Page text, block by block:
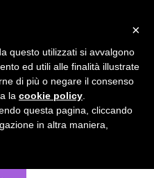
Club di Bologna
nella pagina dedicata.
il tracciamento di
e cookie policy
×
questo utilizzati si avvalgono
ed utili alle finalità illustrate
di più o negare il consenso
la cookie policy
questa pagina, cliccando
in altra maniera,